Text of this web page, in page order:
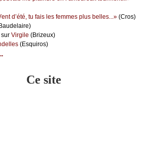
d’été, tu fаis lеs fеmmеs plus bеllеs...» (Сrоs)
sur Virgilе (Βrizеuх)
(Εsquirоs)
Ce site